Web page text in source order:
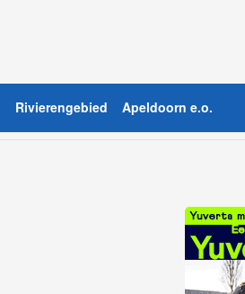
Rivierengebied Apeldoorn e.o.